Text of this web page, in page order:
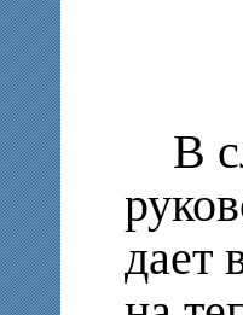
В
дает